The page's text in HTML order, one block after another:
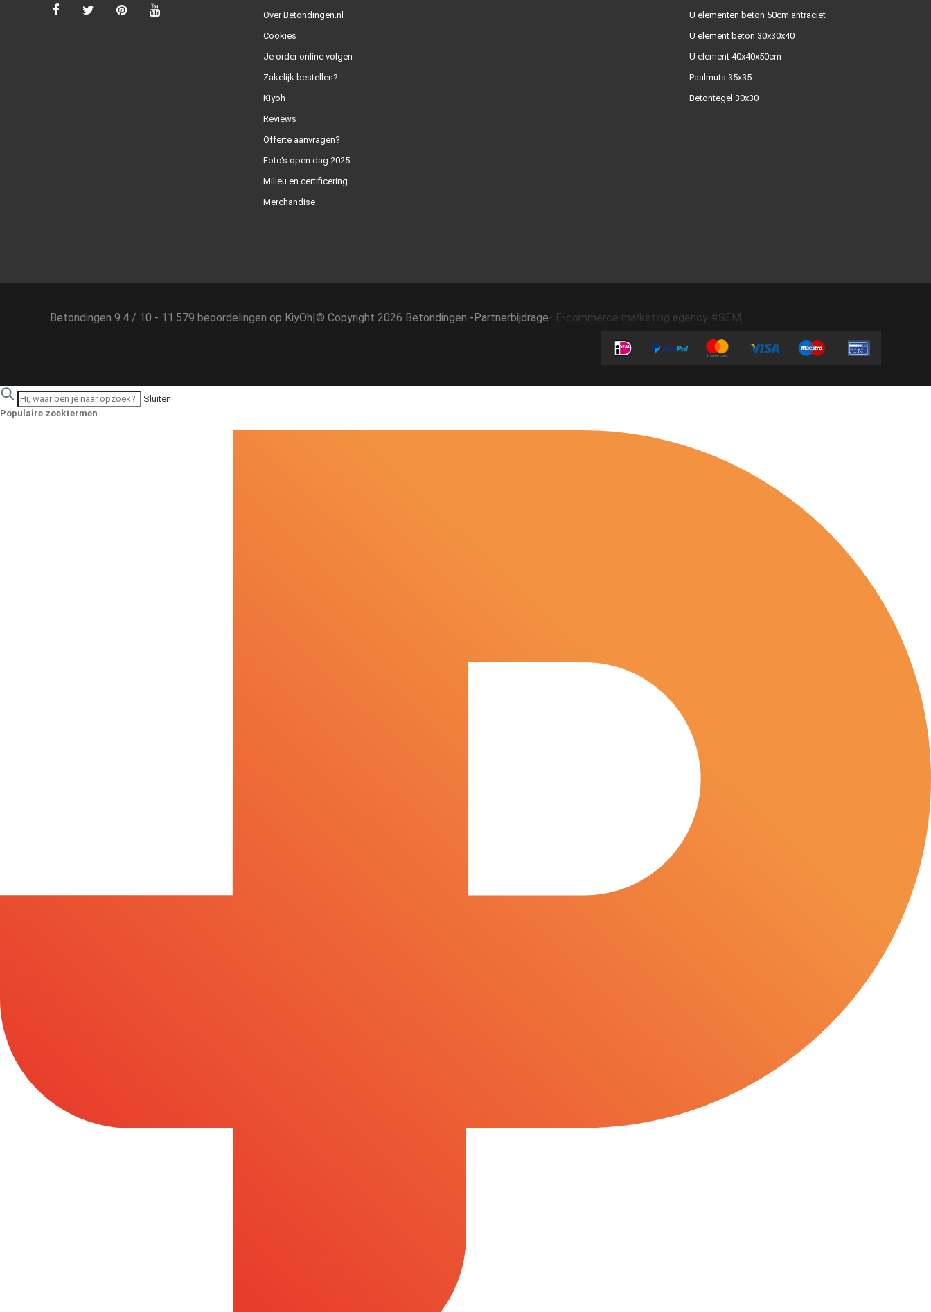
Over Betondingen.nl
Cookies
Je order online volgen
Zakelijk bestellen?
Kiyoh
Reviews
Offerte aanvragen?
Foto's open dag 2025
Milieu en certificering
Merchandise
U elementen beton 50cm antraciet
U element beton 30x30x40
U element 40x40x50cm
Paalmuts 35x35
Betontegel 30x30
Betondingen 9.4 / 10 - 11.579 beoordelingen op KiyOh|© Copyright 2026 Betondingen -Partnerbijdrage- E-commerce marketing agency #SEM
Sluiten
Populaire zoektermen